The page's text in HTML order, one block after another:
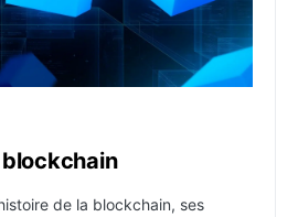
blockchain
de la blockchain, ses